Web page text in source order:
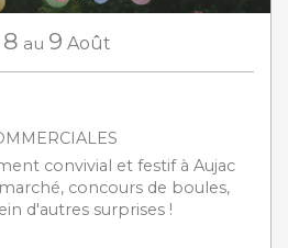
8 au 9 Août
convivial et festif à Aujac
concours de boules,
d'autres surprises !